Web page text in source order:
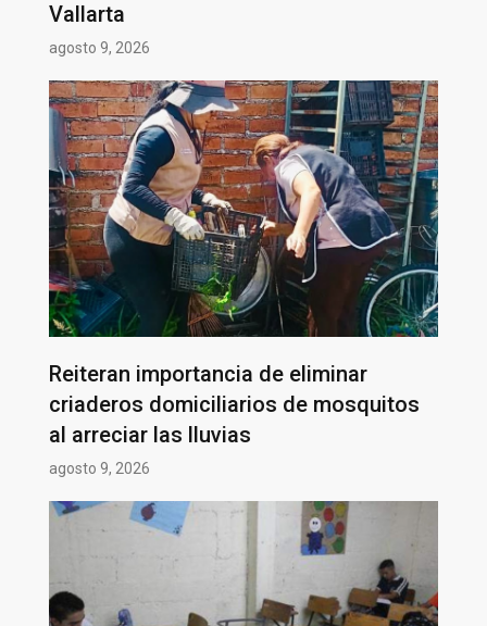
Vallarta
agosto 9, 2026
Reiteran importancia de eliminar
criaderos domiciliarios de mosquitos
al arreciar las lluvias
agosto 9, 2026